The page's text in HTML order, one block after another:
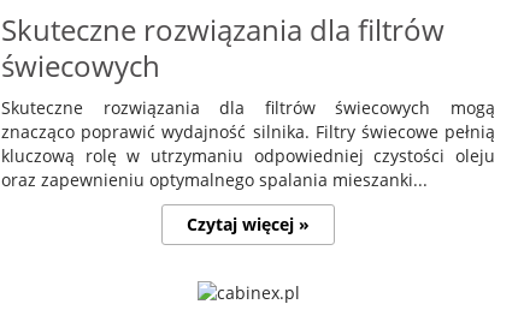
Skuteczne rozwiązania dla filtrów
świecowych
Skuteczne rozwiązania dla filtrów świecowych mogą
znacząco poprawić wydajność silnika. Filtry świecowe pełnią
kluczową rolę w utrzymaniu odpowiedniej czystości oleju
oraz zapewnieniu optymalnego spalania mieszanki...
Czytaj więcej »